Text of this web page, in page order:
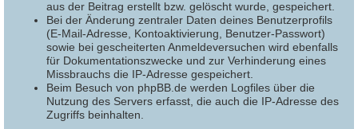
aus der Beitrag erstellt bzw. gelöscht wurde, gespeichert.
Bei der Änderung zentraler Daten deines Benutzerprofils
(E-Mail-Adresse, Kontoaktivierung, Benutzer-Passwort)
sowie bei gescheiterten Anmeldeversuchen wird ebenfalls
für Dokumentationszwecke und zur Verhinderung eines
Missbrauchs die IP-Adresse gespeichert.
Beim Besuch von phpBB.de werden Logfiles über die
Nutzung des Servers erfasst, die auch die IP-Adresse des
Zugriffs beinhalten.